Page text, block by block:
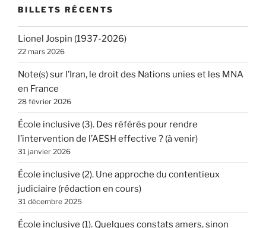
BILLETS RÉCENTS
Lionel Jospin (1937-2026)
22 mars 2026
Note(s) sur l’Iran, le droit des Nations unies et les MNA
en France
28 février 2026
École inclusive (3). Des référés pour rendre
l’intervention de l’AESH effective ? (à venir)
31 janvier 2026
École inclusive (2). Une approche du contentieux
judiciaire (rédaction en cours)
31 décembre 2025
École inclusive (1). Quelques constats amers, sinon